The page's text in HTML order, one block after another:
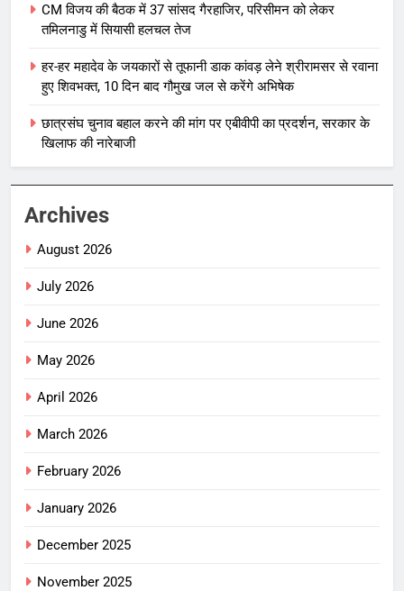
CM विजय की बैठक में 37 सांसद गैरहाजिर, परिसीमन को लेकर
तमिलनाडु में सियासी हलचल तेज
हर-हर महादेव के जयकारों से तूफानी डाक कांवड़ लेने श्रीरामसर से रवाना
हुए शिवभक्त, 10 दिन बाद गौमुख जल से करेंगे अभिषेक
छात्रसंघ चुनाव बहाल करने की मांग पर एबीवीपी का प्रदर्शन, सरकार के
खिलाफ की नारेबाजी
Archives
August 2026
July 2026
June 2026
May 2026
April 2026
March 2026
February 2026
January 2026
December 2025
November 2025